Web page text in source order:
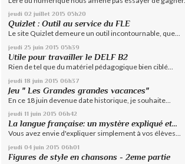
jeudi 02 juillet 2015 05h20
Quizlet : Outil au service du FLE
Le site Quizlet demeure un outil incontournable, que...
jeudi 25 juin 2015 05h39
Utile pour travailler le DELF B2
Rien de tel que du matériel pédagogique bien ciblé...
jeudi 18 juin 2015 06h37
Jeu " Les Grandes grandes vacances"
En ce 18 juin devenue date historique, je souhaite...
jeudi 11 juin 2015 06h42
La langue française: un mystère expliqué et...
Vous avez envie d'expliquer simplement à vos élèves...
jeudi 04 juin 2015 06h01
Figures de style en chansons - 2eme partie